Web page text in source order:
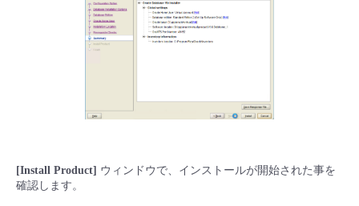
[Install Product] ウィンドウで、インストールが開始された事を
確認します。